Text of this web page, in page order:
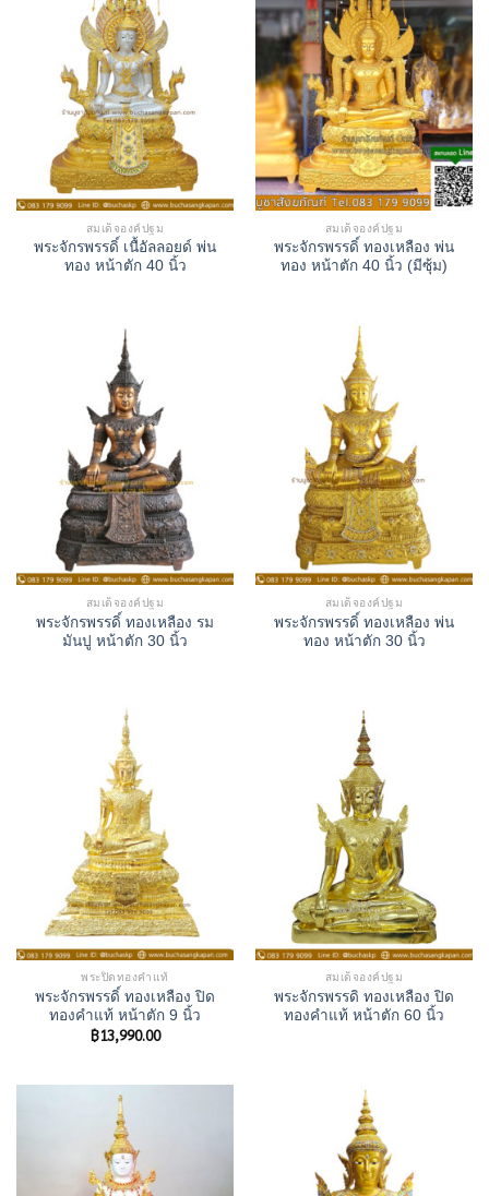
สมเด็จองค์ปฐม
พระจักรพรรดิ์ เนื้อัลลอยด์ พ่น
ทอง หน้าตัก 40 นิ้ว
สมเด็จองค์ปฐม
พระจักรพรรดิ์ ทองเหลือง พ่น
ทอง หน้าตัก 40 นิ้ว (มีซุ้ม)
สมเด็จองค์ปฐม
พระจักรพรรดิ์ ทองเหลือง รม
มันปู หน้าตัก 30 นิ้ว
สมเด็จองค์ปฐม
พระจักรพรรดิ์ ทองเหลือง พ่น
ทอง หน้าตัก 30 นิ้ว
พระปิดทองคำแท้
พระจักรพรรดิ์ ทองเหลือง ปิด
ทองคำแท้ หน้าตัก 9 นิ้ว
฿13,990.00
สมเด็จองค์ปฐม
พระจักรพรรดิ ทองเหลือง ปิด
ทองคำแท้ หน้าตัก 60 นิ้ว